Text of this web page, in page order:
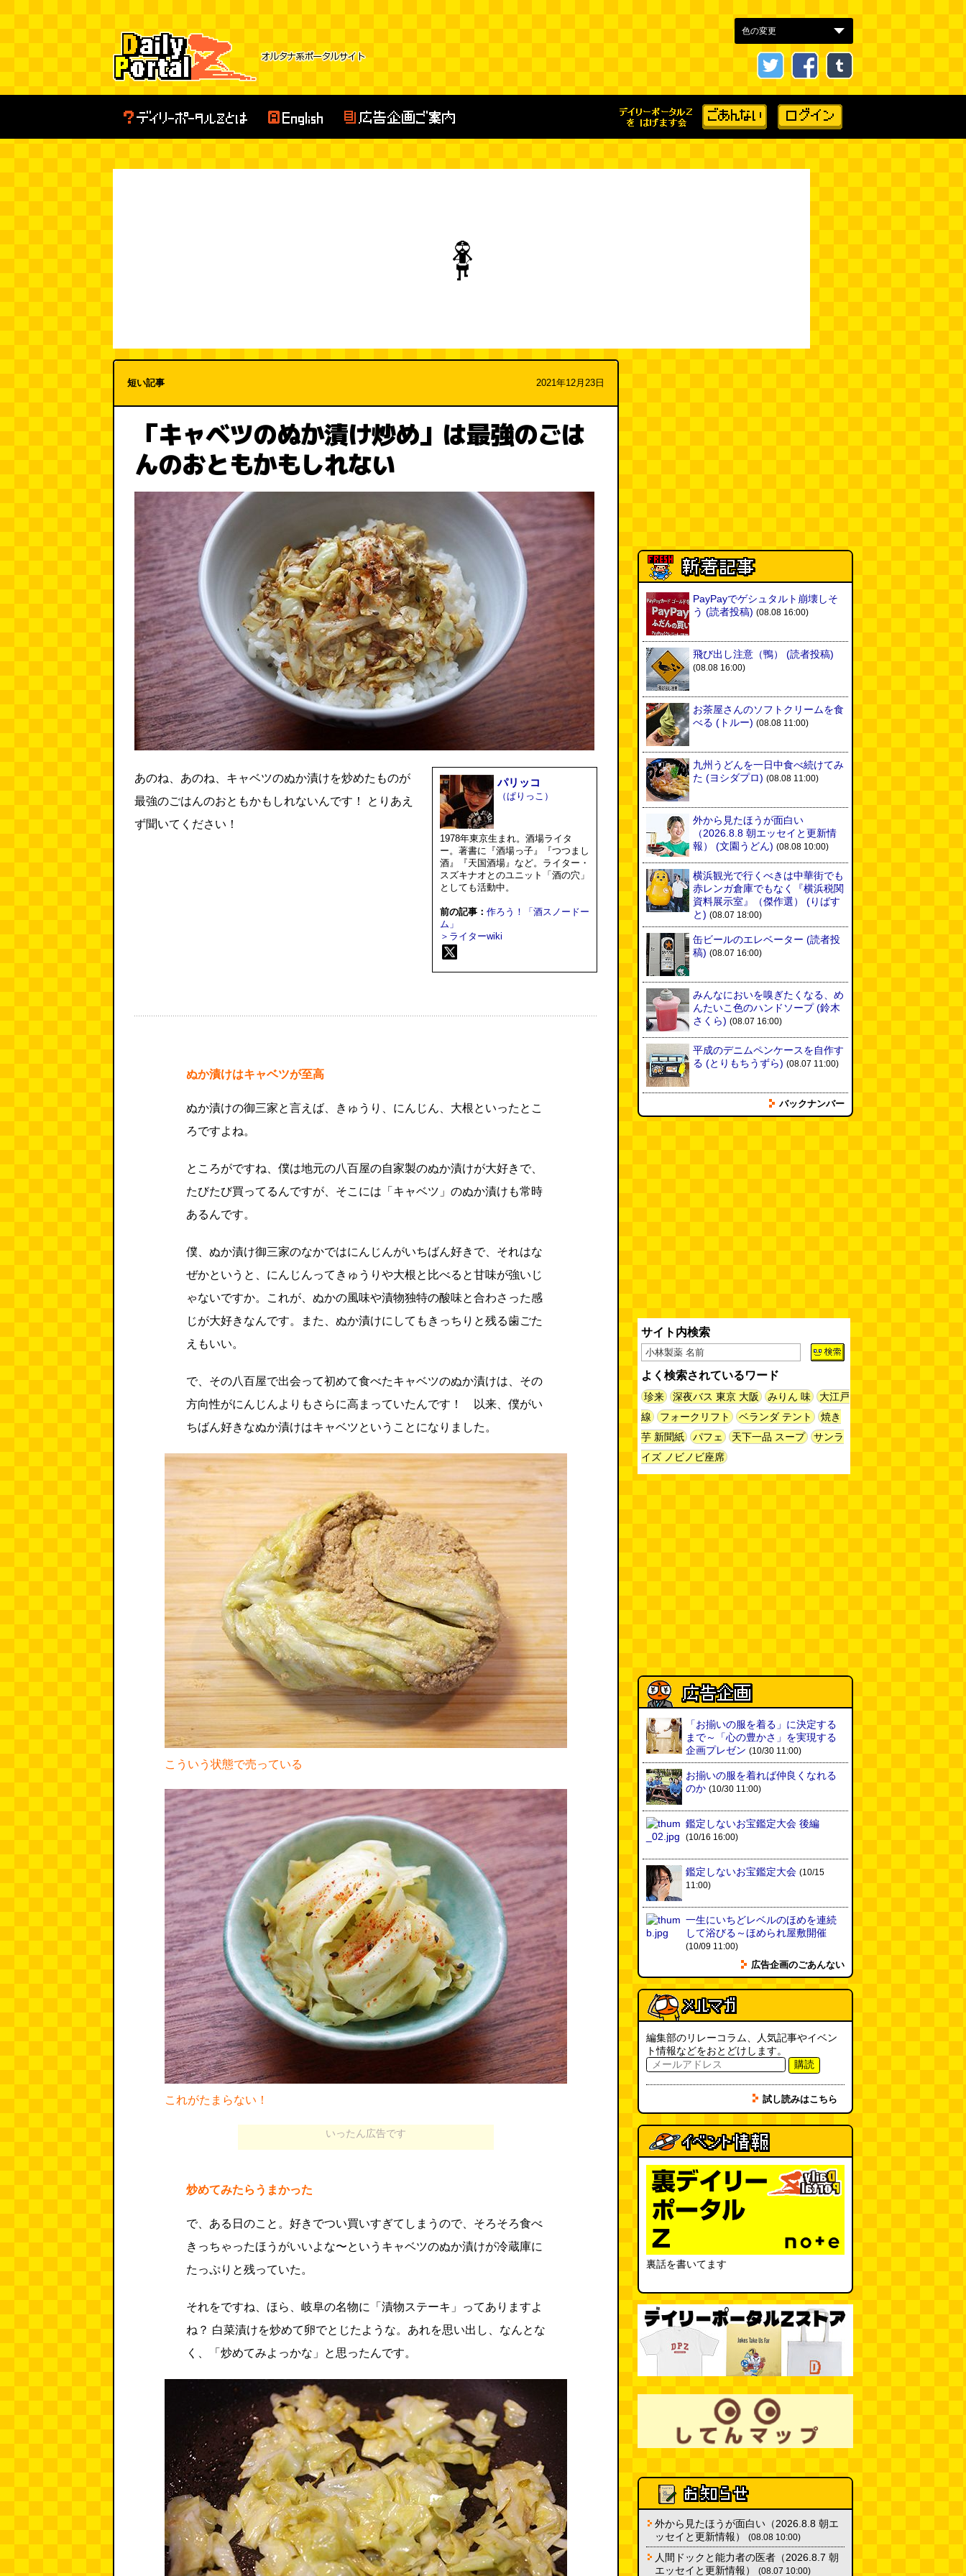
短い記事 2021年12月23日
「キャベツのぬか漬け炒め」は最強のごは
んのおともかもしれない
あのね、あのね、キャベツのぬか漬けを炒めたものが
最強のごはんのおともかもしれないんです！ とりあえ
ず聞いてください！
パリッコ
（ぱりっこ）
1978年東京生まれ。酒場ライタ
ー。著書に『酒場っ子』『つつまし
酒』『天国酒場』など。ライター・
スズキナオとのユニット「酒の穴」
としても活動中。
前の記事： 作ろう！「酒スノードー
ム」
＞ライターwiki
ぬか漬けはキャベツが至高
ぬか漬けの御三家と言えば、きゅうり、にんじん、大根といったとこ
ろですよね。
ところがですね、僕は地元の八百屋の自家製のぬか漬けが大好きで、
たびたび買ってるんですが、そこには「キャベツ」のぬか漬けも常時
あるんです。
僕、ぬか漬け御三家のなかではにんじんがいちばん好きで、それはな
ぜかというと、にんじんってきゅうりや大根と比べると甘味が強いじ
ゃないですか。これが、ぬかの風味や漬物独特の酸味と合わさった感
じが大好きなんです。また、ぬか漬けにしてもきっちりと残る歯ごた
えもいい。
で、その八百屋で出会って初めて食べたキャベツのぬか漬けは、その
方向性がにんじんよりもさらに高まっていたんです！ 以来、僕がい
ちばん好きなぬか漬けはキャベツということになりました。
こういう状態で売っている
これがたまらない！
いったん広告です
炒めてみたらうまかった
で、ある日のこと。好きでつい買いすぎてしまうので、そろそろ食べ
きっちゃったほうがいいよな〜というキャベツのぬか漬けが冷蔵庫に
たっぷりと残っていた。
それをですね、ほら、岐阜の名物に「漬物ステーキ」ってありますよ
ね？ 白菜漬けを炒めて卵でとじたような。あれを思い出し、なんとな
く、「炒めてみよっかな」と思ったんです。
PayPayでゲシュタルト崩壊しそ
う (読者投稿) (08.08 16:00)
飛び出し注意（鴨） (読者投稿)
(08.08 16:00)
お茶屋さんのソフトクリームを食
べる (トルー) (08.08 11:00)
九州うどんを一日中食べ続けてみ
た (ヨシダプロ) (08.08 11:00)
外から見たほうが面白い
（2026.8.8 朝エッセイと更新情
報）
(文園うどん) (08.08 10:00)
横浜観光で行くべきは中華街でも
赤レンガ倉庫でもなく『横浜税関
資料展示室』（傑作選）
(りばす
と) (08.07 18:00)
缶ビールのエレベーター (読者投
稿) (08.07 16:00)
みんなにおいを嗅ぎたくなる、め
んたいこ色のハンドソープ(鈴木
さくら) (08.07 16:00)
平成のデニムペンケースを自作す
る (とりもちうずら) (08.07 11:00)
揖保乃糸の「そうめん」ではな
く、揖保乃糸の「パスタ」を食べ
AirPodsProは超音波が聞こえる
(林雄司)
姉がはまったガムランに自分もは
まってみる(まいしろ) (08.06
11:00)
60年以上メトロノームを作り続
けている会社
11:00)
(べつやく れい)
フエラムネをさらに笛っぽくした
らホイッスルになりました(爲房
新太朗) (08.05 11:00)
缶チューハイの内側の世界(パリ
ッコ) (08.05 11:00)
台湾のおめでたすぎる折り紙の本
情報）(唐沢むぎこ) (08.05 10:00)
大きな唐揚げが乗ったチャーハン
選）(江ノ島茂道) (08.04 18:00)
ちょこ煎がカインズPBで販売し
(読者投稿) (08.04 16:00)
世田谷区民会館行きのバスは1日
1本(べつやく れい)
「モグラ駅」で有名な土合駅……
実は真の秘境駅はお隣の湯檜曽駅
ていると一日に何曲聞くことにな
るのか？(石井公二)
ベランダに咲いた小さな花
（2026.8.4 朝エッセイ/西村まさ
ゆき） (西村まさゆき)
10:00)
SDカードのケチャップ和え / う
っかりデイリー 2026年8月1日号
(デイリーポータルZ)
バックナンバー
サイト内検索
よく検索されているワード
珍来 深夜バス 東京 大阪 みりん 味
大江戸
線
フォークリフト ベランダ テント
焼き
芋 新聞紙
パフェ 天下一品 スープ
サンラ
イズ ノビノビ座席
「お揃いの服を着る」に決定する
まで～「心の豊かさ」を実現する
企画プレゼン (10/30 11:00)
お揃いの服を着れば仲良くなれる
のか (10/30 11:00)
鑑定しないお宝鑑定大会 後編
(10/16 16:00)
鑑定しないお宝鑑定大会 (10/15
11:00)
一生にいちどレベルのほめを連続
して浴びる～ほめられ屋敷開催
(10/09 11:00)
広告企画のごあんない
編集部のリレーコラム、人気記事やイベン
ト情報などをおとどけします。
購読
試し読みはこちら
裏話を書いてます
外から見たほうが面白い（2026.8.8 朝エ
ッセイと更新情報）
(08.08 10:00)
人間ドックと能力者の医者（2026.8.7 朝
エッセイと更新情報）
(08.07 10:00)